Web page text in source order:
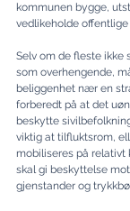
kommunen bygge,
vedlikeholde
Selv om de fleste ikke
som overhengende,
beliggenhet nær en
forberedt på at det
beskytte
viktig at tilfluktsrom,
mobiliseres på relativt
skal gi beskyttelse
gjenstander og